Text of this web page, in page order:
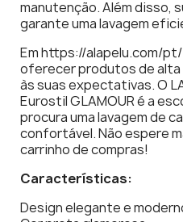
manutenção. Além disso,
garante uma lavagem
Em https://alapelu.com/
oferecer produtos de alta
às suas expectativas. O
Eurostil GLAMOUR é a
procura uma lavagem de
confortável. Não espere
carrinho de compras!
Características:
Design elegante e